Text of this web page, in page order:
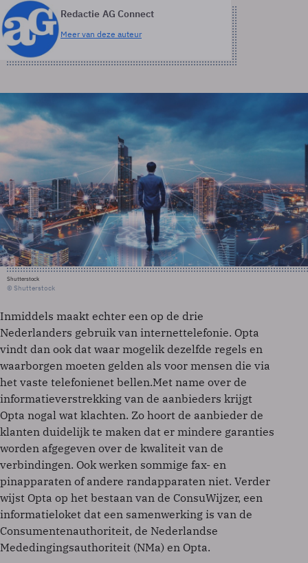
Redactie AG Connect
Meer van deze auteur
Shutterstock
© Shutterstock
Inmiddels maakt echter een op de drie
Nederlanders gebruik van internettelefonie. Opta
vindt dan ook dat waar mogelik dezelfde regels en
waarborgen moeten gelden als voor mensen die via
het vaste telefonienet bellen.Met name over de
informatieverstrekking van de aanbieders krijgt
Opta nogal wat klachten. Zo hoort de aanbieder de
klanten duidelijk te maken dat er mindere garanties
worden afgegeven over de kwaliteit van de
verbindingen. Ook werken sommige fax- en
pinapparaten of andere randapparaten niet. Verder
wijst Opta op het bestaan van de ConsuWijzer, een
informatieloket dat een samenwerking is van de
Consumentenauthoriteit, de Nederlandse
Mededingingsauthoriteit (NMa) en Opta.